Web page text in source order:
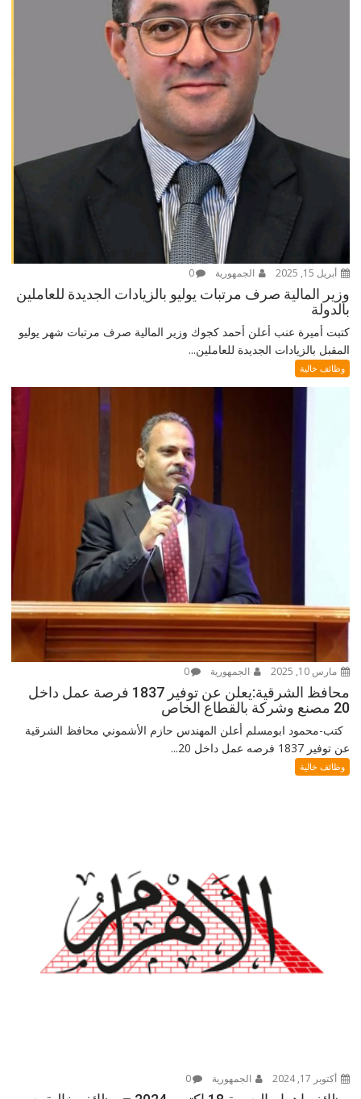
أبريل 15, 2025 الجمهورية 0
وزير المالية صرف مرتبات يوليو بالزيادات الجديدة للعاملين
بالدولة
كتبت أميرة عنب أعلن أحمد كجوك وزير المالية صرف مرتبات شهر يوليو
المقبل بالزيادات الجديدة للعاملين...
وظائف خالية
مارس 10, 2025 الجمهورية 0
محافظ الشرقية:يعلن عن توفير 1837 فرصة عمل داخل
20 مصنع وشركة بالقطاع الخاص
كتب-محمود ابومسلم أعلن المهندس حازم الأشموني محافظ الشرقية
عن توفير 1837 فرصه عمل داخل 20...
وظائف خالية
أكتوبر 17, 2024 الجمهورية 0